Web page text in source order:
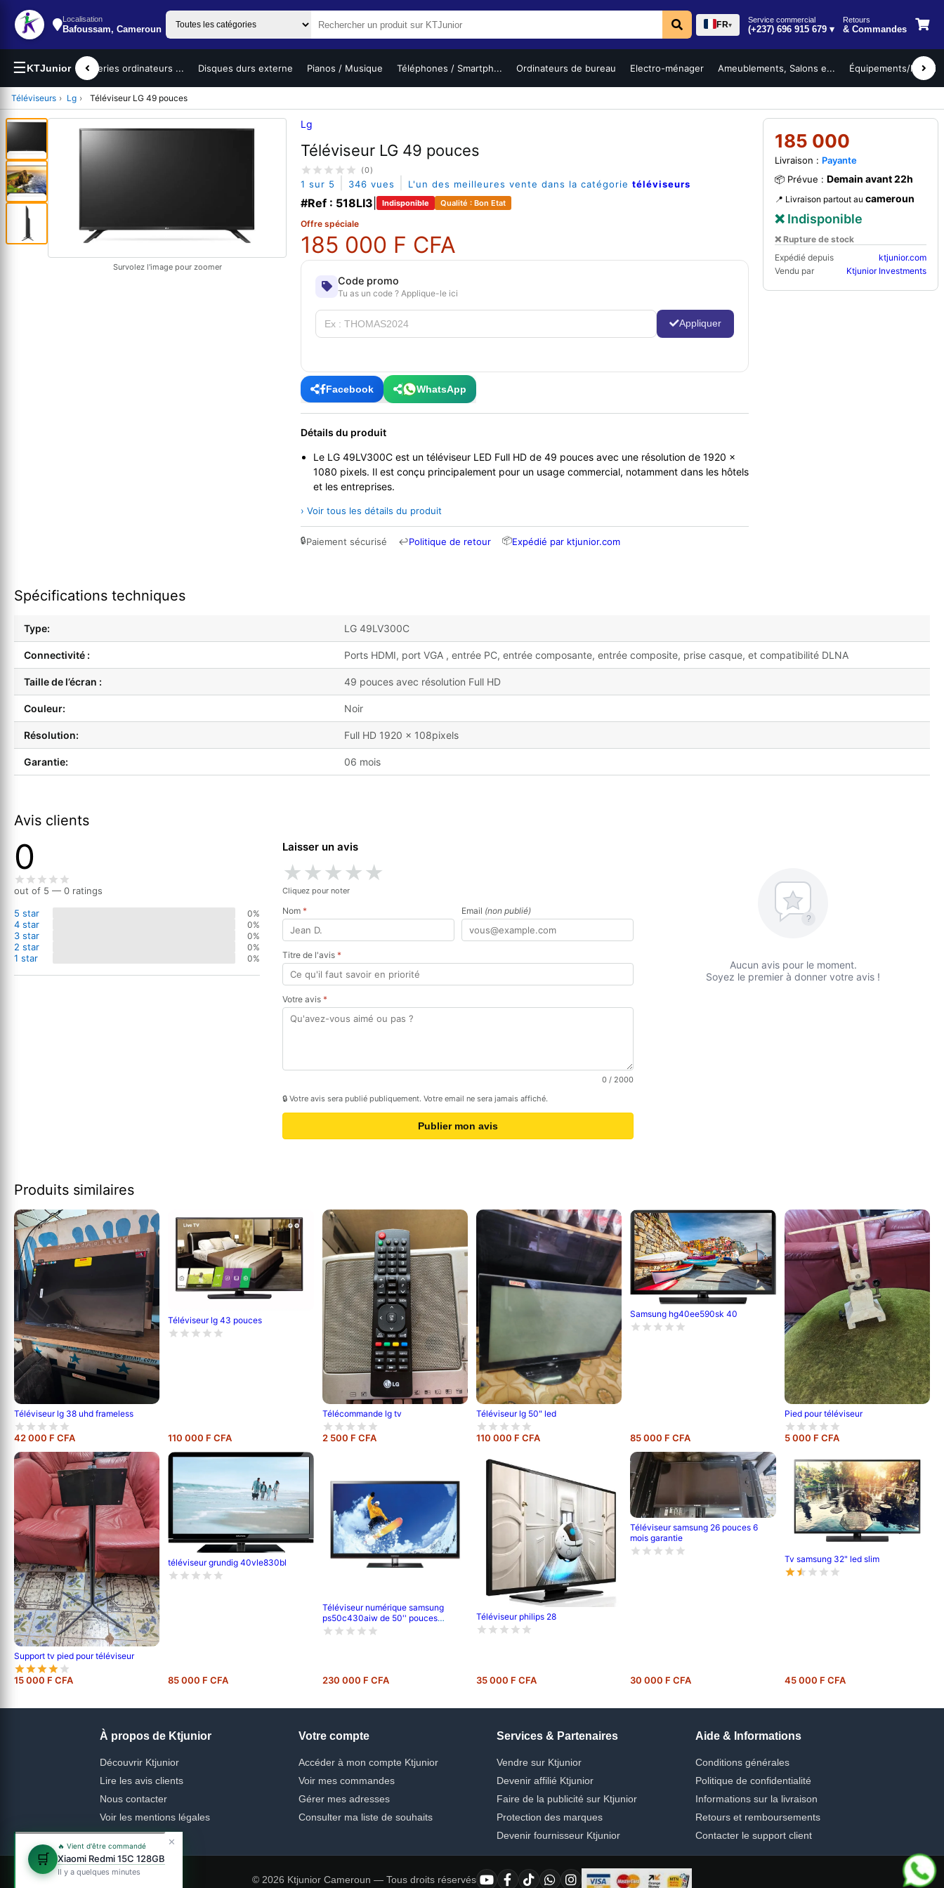
Localisation
Bafoussam, Cameroun FR▾
Service commercial
(+237) 696 915 679 ▾
Retours
& Commandes
☰KTJunior
portables Batteries ordinateurs ... Disques durs externe Pianos / Musique Téléphones / Smartph... Ordinateurs de bureau Electro-ménager Ameublements, Salons e... Équipements/
Téléviseurs › Lg › Téléviseur LG 49 pouces
Survolez l'image pour zoomer
Lg
Téléviseur LG 49 pouces
(0)
1 sur 5 346 vues L'un des meilleures vente dans la catégorie téléviseurs
#Ref : 518LI3 Indisponible Qualité : Bon Etat
Offre spéciale
185 000 F CFA
Code promo
Tu as un code ? Applique-le ici
Appliquer
Facebook WhatsApp
Détails du produit
Le LG 49LV300C est un téléviseur LED Full HD de 49 pouces avec une résolution de 1920 x
1080 pixels. Il est conçu principalement pour un usage commercial, notamment dans les hôtels
et les entreprises.
› Voir tous les détails du produit
🔒Paiement sécurisé ↩Politique de retour 📦Expédié par ktjunior.com
185 000
Livraison : Payante
📦 Prévue : Demain avant 22h
📍 Livraison partout au cameroun
❌ Indisponible
❌ Rupture de stock
Expédié depuis
ktjunior.com
Vendu par
Ktjunior Investments
Spécifications techniques
Type: LG 49LV300C
Connectivité : Ports HDMI, port VGA , entrée PC, entrée composante, entrée composite, prise casque, et compatibilité DLNA
Taille de l’écran : 49 pouces avec résolution Full HD
Couleur: Noir
Résolution: Full HD 1920 x 108pixels
Garantie: 06 mois
Avis clients
0
out of 5 — 0 ratings
5 star
0%
4 star 0%
3 star 0%
2 star 0%
1 star 0%
Laisser un avis
★★★★★
Cliquez pour noter
Nom * Email (non publié)
Titre de l'avis *
Votre avis *
0 / 2000
🔒 Votre avis sera publié publiquement. Votre email ne sera jamais affiché.
Publier mon avis
?
Aucun avis pour le moment.
Soyez le premier à donner votre avis !
Produits similaires
Téléviseur lg 38 uhd frameless
42 000 F CFA
Téléviseur lg 43 pouces
110 000 F CFA
Télécommande lg tv
2 500 F CFA
Téléviseur lg 50" led
110 000 F CFA
Samsung hg40ee590sk 40
85 000 F CFA
Pied pour téléviseur
5 000 F CFA
Support tv pied pour téléviseur
15 000 F CFA
téléviseur grundig 40vle830bl
85 000 F CFA
Téléviseur numérique samsung
ps50c430aiw de 50'' pouces
;120cm de longueur ,full hd (1080p) -
230 000 F CFA
Téléviseur philips 28
35 000 F CFA
Téléviseur samsung 26 pouces 6
mois garantie
30 000 F CFA
Tv samsung 32" led slim
45 000 F CFA
À propos de Ktjunior
Découvrir Ktjunior
Lire les avis clients
Nous contacter
Voir les mentions légales
Votre compte
Accéder à mon compte Ktjunior
Voir mes commandes
Gérer mes adresses
Consulter ma liste de souhaits
Services & Partenaires
Vendre sur Ktjunior
Devenir affilié Ktjunior
Faire de la publicité sur Ktjunior
Protection des marques
Devenir fournisseur Ktjunior
Aide & Informations
Conditions générales
Politique de confidentialité
Informations sur la livraison
Retours et remboursements
Contacter le support client
© 2026 Ktjunior Cameroun — Tous droits réservés
🛒
🔥 Vient d'être commandé
Xiaomi Redmi 15C 128GB
Il y a quelques minutes
✕